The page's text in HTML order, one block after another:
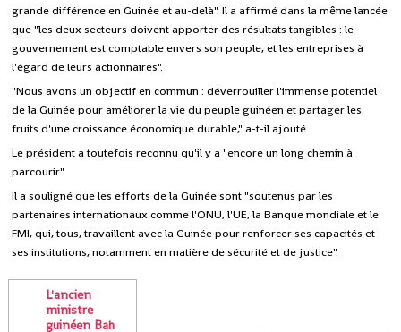
grande différence en Guinée et au-delà". Il a affirmé dans la même lancée
que "les deux secteurs doivent apporter des résultats tangibles : le
gouvernement est comptable envers son peuple, et les entreprises à
l'égard de leurs actionnaires".
"Nous avons un objectif en commun : déverrouiller l'immense potentiel
de la Guinée pour améliorer la vie du peuple guinéen et partager les
fruits d'une croissance économique durable," a-t-il ajouté.
Le président a toutefois reconnu qu'il y a "encore un long chemin à
parcourir".
Il a souligné que les efforts de la Guinée sont "soutenus par les
partenaires internationaux comme l'ONU, l'UE, la Banque mondiale et le
FMI, qui, tous, travaillent avec la Guinée pour renforcer ses capacités et
ses institutions, notamment en matière de sécurité et de justice".
L'ancien
ministre
guinéen Bah